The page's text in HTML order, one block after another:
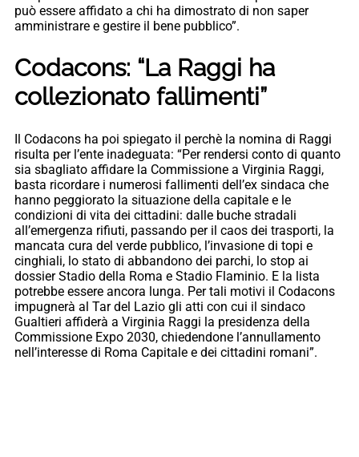
può essere affidato a chi ha dimostrato di non saper
amministrare e gestire il bene pubblico”.
Codacons: “La Raggi ha
collezionato fallimenti”
Il Codacons ha poi spiegato il perchè la nomina di Raggi
risulta per l’ente inadeguata: “Per rendersi conto di quanto
sia sbagliato affidare la Commissione a Virginia Raggi,
basta ricordare i numerosi fallimenti dell’ex sindaca che
hanno peggiorato la situazione della capitale e le
condizioni di vita dei cittadini: dalle buche stradali
all’emergenza rifiuti, passando per il caos dei trasporti, la
mancata cura del verde pubblico, l’invasione di topi e
cinghiali, lo stato di abbandono dei parchi, lo stop ai
dossier Stadio della Roma e Stadio Flaminio. E la lista
potrebbe essere ancora lunga. Per tali motivi il Codacons
impugnerà al Tar del Lazio gli atti con cui il sindaco
Gualtieri affiderà a Virginia Raggi la presidenza della
Commissione Expo 2030, chiedendone l’annullamento
nell’interesse di Roma Capitale e dei cittadini romani”.